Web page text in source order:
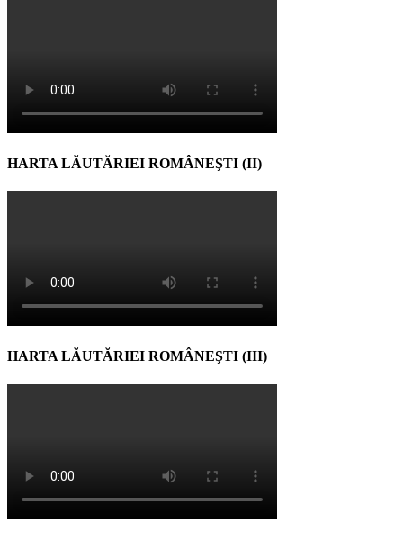
HARTA LĂUTĂRIEI ROMÂNEŞTI (II)
HARTA LĂUTĂRIEI ROMÂNEŞTI (III)